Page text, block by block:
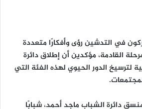
في التدشين رؤى وأفكارًا متعددة
القادمة، مؤكدين أن إطلاق دائرة
لترسيخ الدور الحيوي لهذه الفئة التي
دائرة الشباب ماجد أحمد، شبابًا